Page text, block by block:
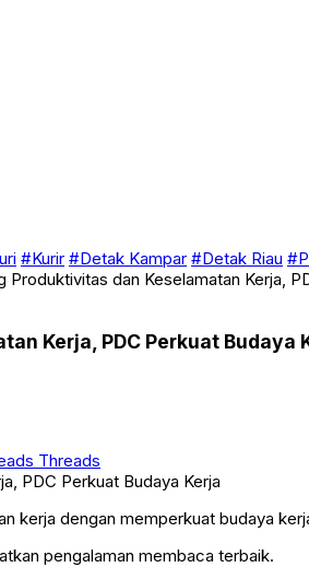
#Kurir #Detak Kampar #Detak Riau
Produktivitas dan Keselamatan Kerja,
Kerja, PDC Perkuat Budaya
Threads
kerja dengan memperkuat budaya
pengalaman membaca terbaik.